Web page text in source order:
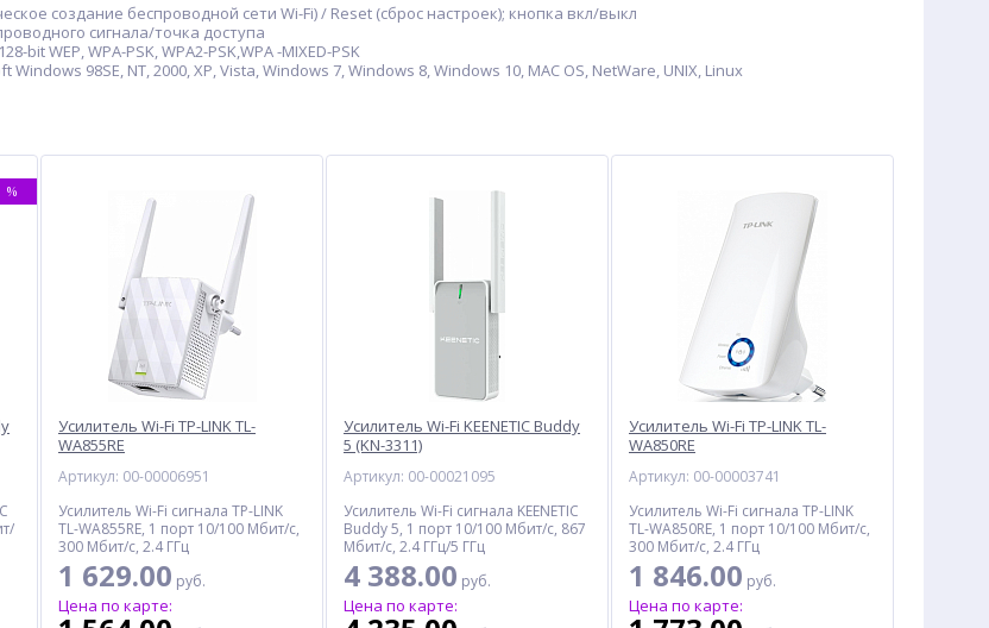
создание беспроводной сети Wi-Fi) / Reset (сброс настроек); кнопка вкл/выкл
сигнала/точка доступа
bit WEP, WPA-PSK, WPA2-PSK,WPA -MIXED-PSK
98SE, NT, 2000, XP, Vista, Windows 7, Windows 8, Windows 10, MAC OS, NetWare, UNIX, Linux
%
Усилитель Wi-Fi TP-LINK TL-
WA855RE
Артикул: 00-00006951
Усилитель Wi-Fi сигнала TP-LINK
TL-WA855RE, 1 порт 10/100 Мбит/с,
300 Мбит/с, 2.4 ГГц
1 629.00 руб.
Цена по карте:
Усилитель Wi-Fi KEENETIC Buddy
5 (KN-3311)
Артикул: 00-00021095
Усилитель Wi-Fi сигнала KEENETIC
Buddy 5, 1 порт 10/100 Мбит/с, 867
Мбит/с, 2.4 ГГц/5 ГГц
4 388.00 руб.
Цена по карте:
Усилитель Wi-Fi TP-LINK TL-
WA850RE
Артикул: 00-00003741
Усилитель Wi-Fi сигнала TP-LINK
TL-WA850RE, 1 порт 10/100 Мбит/с,
300 Мбит/с, 2.4 ГГц
1 846.00 руб.
Цена по карте: